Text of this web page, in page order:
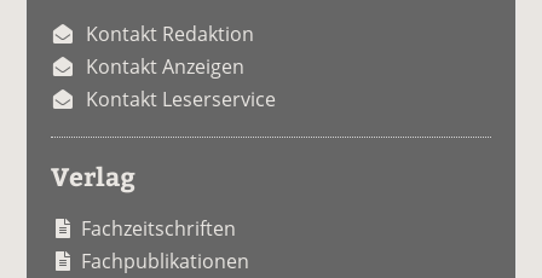
Kontakt Redaktion
Kontakt Anzeigen
Kontakt Leserservice
Verlag
Fachzeitschriften
Fachpublikationen